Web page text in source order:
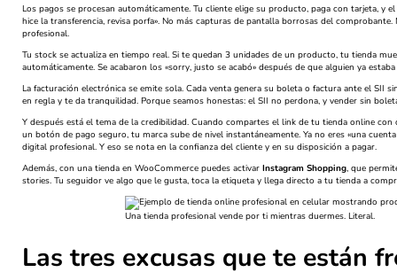
Los pagos se procesan automáticamente. Tu cliente elige su producto, paga con tarjeta, y
hice la transferencia, revisa porfa». No más capturas de pantalla borrosas del
profesional.
Tu stock se actualiza en tiempo real. Si te quedan 3 unidades de un producto, tu tienda
automáticamente. Se acabaron los «sorry, justo se acabó» después de que alguien ya
La facturación electrónica se emite sola. Cada venta genera su boleta o factura ante el SII
en regla y te da tranquilidad. Porque seamos honestas: el SII no perdona, y vender sin
Y después está el tema de la credibilidad. Cuando compartes el link de tu tienda online
un botón de pago seguro, tu marca sube de nivel instantáneamente. Ya no eres «una
digital profesional. Y eso se nota en la confianza del cliente y en su disposición a pagar.
Además, con una tienda en WooCommerce puedes activar Instagram Shopping, que
stories. Tu seguidor ve algo que le gusta, toca la etiqueta y llega directo a tu tienda a
Una tienda profesional vende por ti mientras duermes. Literal.
Las tres excusas que te están